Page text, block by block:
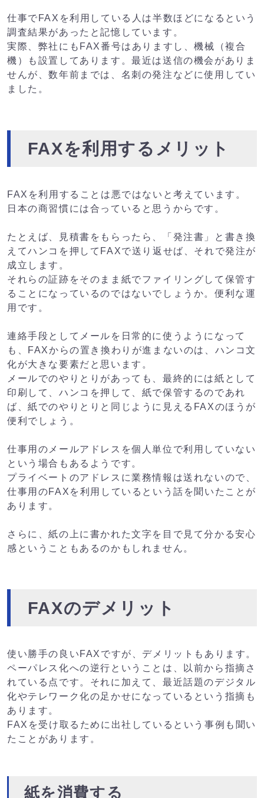
仕事でFAXを利用している人は半数ほどになるという
調査結果があったと記憶しています。
実際、弊社にもFAX番号はありますし、機械（複合
機）も設置してあります。最近は送信の機会がありま
せんが、数年前までは、名刺の発注などに使用してい
ました。
FAXを利用するメリット
FAXを利用することは悪ではないと考えています。
日本の商習慣には合っていると思うからです。
たとえば、見積書をもらったら、「発注書」と書き換
えてハンコを押してFAXで送り返せば、それで発注が
成立します。
それらの証跡をそのまま紙でファイリングして保管す
ることになっているのではないでしょうか。便利な運
用です。
連絡手段としてメールを日常的に使うようになって
も、FAXからの置き換わりが進まないのは、ハンコ文
化が大きな要素だと思います。
メールでのやりとりがあっても、最終的には紙として
印刷して、ハンコを押して、紙で保管するのであれ
ば、紙でのやりとりと同じように見えるFAXのほうが
便利でしょう。
仕事用のメールアドレスを個人単位で利用していない
という場合もあるようです。
プライベートのアドレスに業務情報は送れないので、
仕事用のFAXを利用しているという話を聞いたことが
あります。
さらに、紙の上に書かれた文字を目で見て分かる安心
感ということもあるのかもしれません。
FAXのデメリット
使い勝手の良いFAXですが、デメリットもあります。
ペーパレス化への逆行ということは、以前から指摘さ
れている点です。それに加えて、最近話題のデジタル
化やテレワーク化の足かせになっているという指摘も
あります。
FAXを受け取るために出社しているという事例も聞い
たことがあります。
紙を消費する